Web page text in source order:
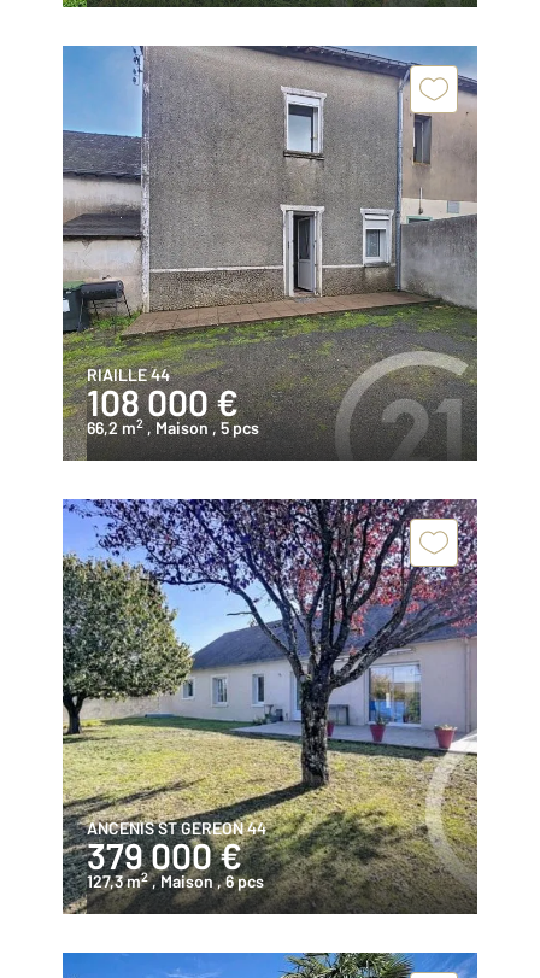
RIAILLE 44
108 000 €
66,2 m2 , Maison, 5 pcs
ANCENIS ST GEREON 44
379 000 €
127,3 m2 , Maison , 6 pcs